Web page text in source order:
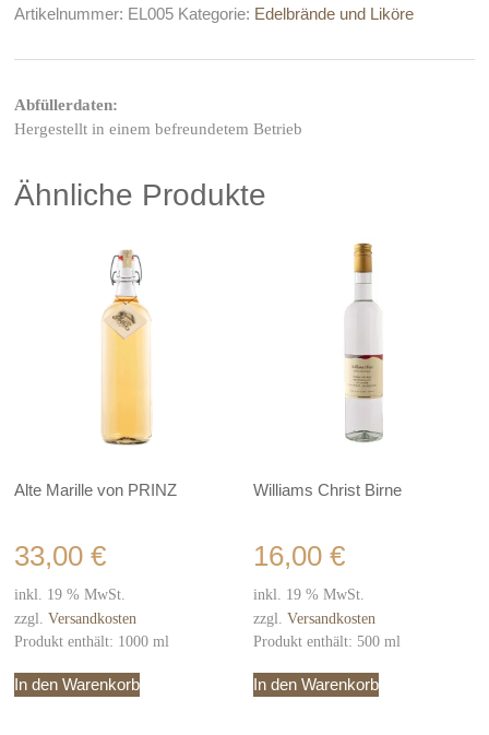
Menge
Artikelnummer: EL005 Kategorie: Edelbrände und Liköre
Abfüllerdaten:
Hergestellt in einem befreundetem Betrieb
Ähnliche Produkte
Alte Marille von PRINZ
33,00€
inkl. 19 % MwSt.
zzgl.Versandkosten
Produkt enthält: 1000ml
In den Warenkorb
Williams Christ Birne
16,00€
inkl. 19 % MwSt.
zzgl.Versandkosten
Produkt enthält: 500ml
In den Warenkorb